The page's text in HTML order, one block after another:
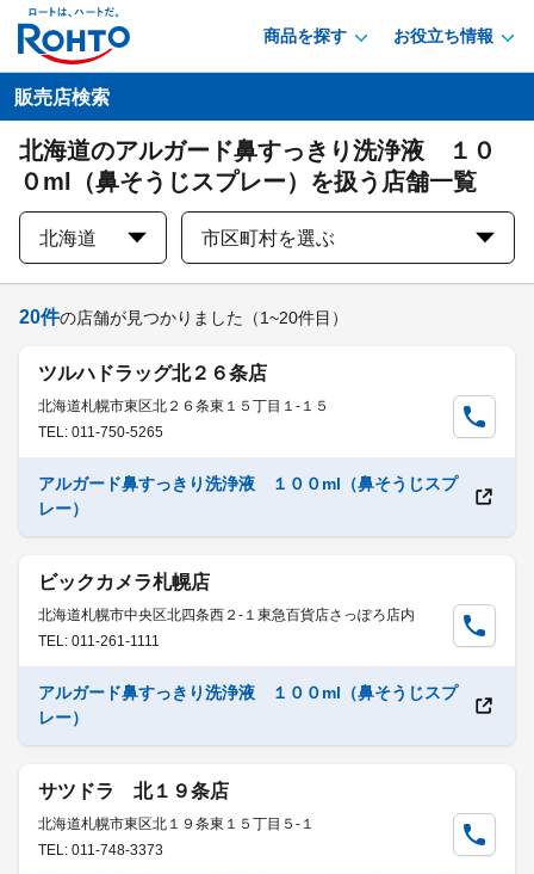
商品を探す お役立ち情報
販売店検索
北海道のアルガード鼻すっきり洗浄液 １０
０ml（鼻そうじスプレー）を扱う店舗一覧
北海道 市区町村を選ぶ
20件の店舗が見つかりました （1~20件目）
ツルハドラッグ北２６条店
北海道札幌市東区北２６条東１５丁目１-１５
TEL: 011-750-5265
アルガード鼻すっきり洗浄液 １００ml（鼻そうじスプ
レー）
ビックカメラ札幌店
北海道札幌市中央区北四条西２-１東急百貨店さっぽろ店内
TEL: 011-261-1111
アルガード鼻すっきり洗浄液 １００ml（鼻そうじスプ
レー）
サツドラ 北１９条店
北海道札幌市東区北１９条東１５丁目５-１
TEL: 011-748-3373